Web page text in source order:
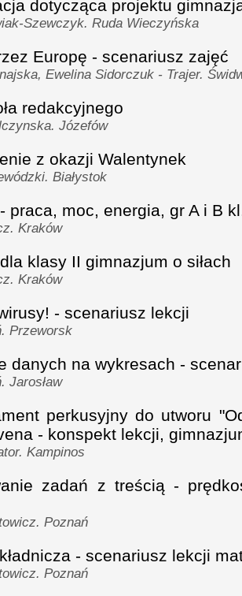
dotycząca projektu
Szewczyk. Ruda Wieczyńska
Europę - scenariusz zajęć
Ewelina Sidorczuk - Trajer.
redakcyjnego
Józefów
z okazji Walentynek
Białystok
praca, moc, energia, gr A i B
Kraków
klasy II gimnazjum o siłach
Kraków
- scenariusz lekcji
Przeworsk
danych na wykresach -
Jarosław
perkusyjny do utworu
- konspekt lekcji,
Kampinos
zadań z treścią -
Poznań
- scenariusz lekcji
Poznań